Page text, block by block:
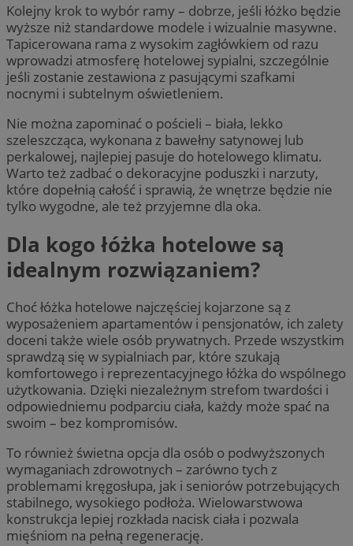
Kolejny krok to wybór ramy – dobrze, jeśli łóżko będzie
wyższe niż standardowe modele i wizualnie masywne.
Tapicerowana rama z wysokim zagłówkiem od razu
wprowadzi atmosferę hotelowej sypialni, szczególnie
jeśli zostanie zestawiona z pasującymi szafkami
nocnymi i subtelnym oświetleniem.
Nie można zapominać o pościeli – biała, lekko
szeleszcząca, wykonana z bawełny satynowej lub
perkalowej, najlepiej pasuje do hotelowego klimatu.
Warto też zadbać o dekoracyjne poduszki i narzuty,
które dopełnią całość i sprawią, że wnętrze będzie nie
tylko wygodne, ale też przyjemne dla oka.
Dla kogo łóżka hotelowe są
idealnym rozwiązaniem?
Choć łóżka hotelowe najczęściej kojarzone są z
wyposażeniem apartamentów i pensjonatów, ich zalety
doceni także wiele osób prywatnych. Przede wszystkim
sprawdzą się w sypialniach par, które szukają
komfortowego i reprezentacyjnego łóżka do wspólnego
użytkowania. Dzięki niezależnym strefom twardości i
odpowiedniemu podparciu ciała, każdy może spać na
swoim – bez kompromisów.
To również świetna opcja dla osób o podwyższonych
wymaganiach zdrowotnych – zarówno tych z
problemami kręgosłupa, jak i seniorów potrzebujących
stabilnego, wysokiego podłoża. Wielowarstwowa
konstrukcja lepiej rozkłada nacisk ciała i pozwala
mięśniom na pełną regenerację.